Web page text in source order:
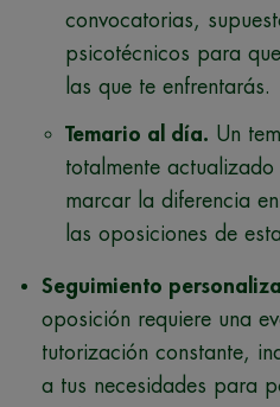
convocatorias,
psicotécnicos para
las que te enfrentarás.
Temario al día. Un
totalmente
marcar la diferencia
las oposiciones de
Seguimiento
oposición requiere una
tutorización constante,
a tus necesidades para